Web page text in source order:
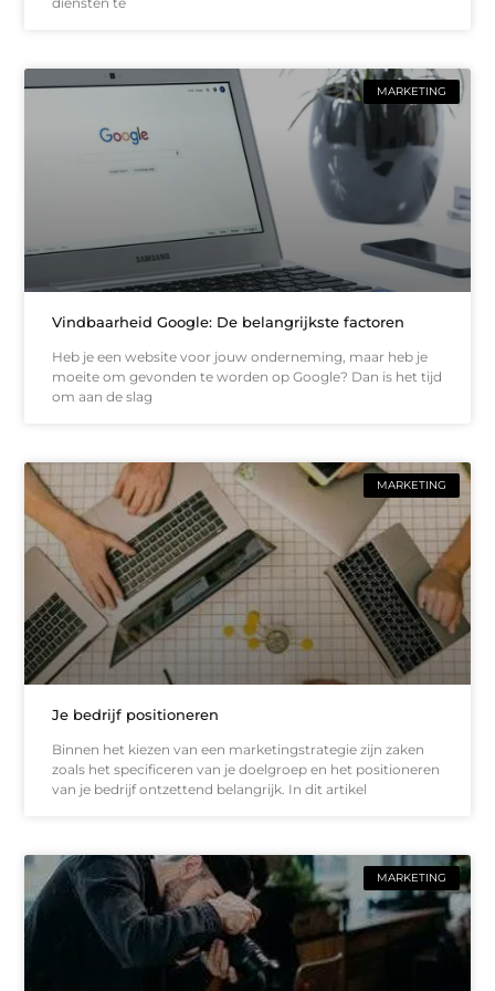
MARKETING
Vindbaarheid Google: De belangrijkste factoren
Heb je een website voor jouw onderneming, maar heb je
moeite om gevonden te worden op Google? Dan is het tijd
om aan de slag
MARKETING
Je bedrijf positioneren
Binnen het kiezen van een marketingstrategie zijn zaken
zoals het specificeren van je doelgroep en het positioneren
van je bedrijf ontzettend belangrijk. In dit artikel
MARKETING